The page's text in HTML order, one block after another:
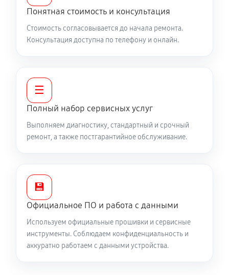
Понятная стоимость и консультация
Стоимость согласовывается до начала ремонта.
Консультация доступна по телефону и онлайн.
☰
Полный набор сервисных услуг
Выполняем диагностику, стандартный и срочный
ремонт, а также постгарантийное обслуживание.
💾
Официальное ПО и работа с данными
Используем официальные прошивки и сервисные
инструменты. Соблюдаем конфиденциальность и
аккуратно работаем с данными устройства.